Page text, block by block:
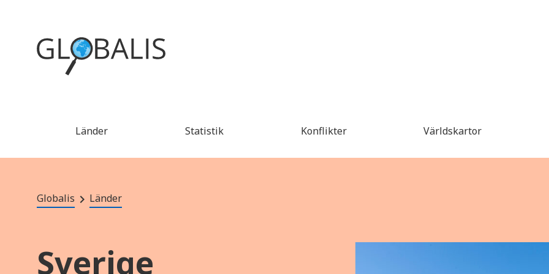
Länder Statistik Konflikter Världskartor
Globalis Länder
Sverige